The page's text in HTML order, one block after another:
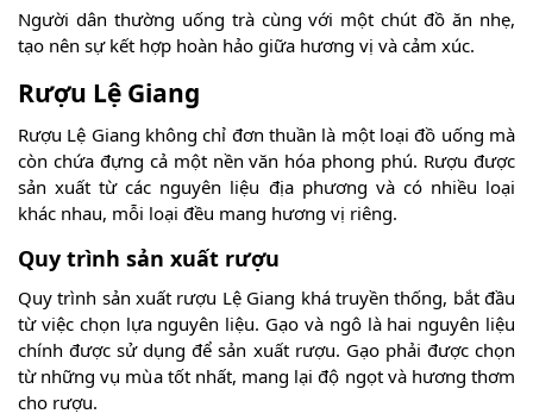
Người dân thường uống trà cùng với một chút đồ ăn nhẹ,
tạo nên sự kết hợp hoàn hảo giữa hương vị và cảm xúc.
Rượu Lệ Giang
Rượu Lệ Giang không chỉ đơn thuần là một loại đồ uống mà
còn chứa đựng cả một nền văn hóa phong phú. Rượu được
sản xuất từ các nguyên liệu địa phương và có nhiều loại
khác nhau, mỗi loại đều mang hương vị riêng.
Quy trình sản xuất rượu
Quy trình sản xuất rượu Lệ Giang khá truyền thống, bắt đầu
từ việc chọn lựa nguyên liệu. Gạo và ngô là hai nguyên liệu
chính được sử dụng để sản xuất rượu. Gạo phải được chọn
từ những vụ mùa tốt nhất, mang lại độ ngọt và hương thơm
cho rượu.